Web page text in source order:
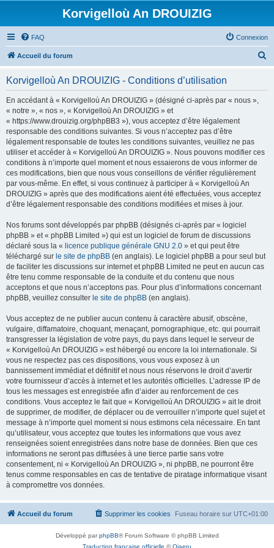
Korvigelloù An DROUIZIG
FAQ Connexion
Accueil du forum
Korvigelloù An DROUIZIG - Conditions d’utilisation
En accédant à « Korvigelloù An DROUIZIG » (désigné ci-après par « nous »,
« notre », « nos », « Korvigelloù An DROUIZIG » et
« https://www.drouizig.org/phpBB3 »), vous acceptez d’être légalement
responsable des conditions suivantes. Si vous n’acceptez pas d’être
légalement responsable de toutes les conditions suivantes, veuillez ne pas
utiliser et accéder à « Korvigelloù An DROUIZIG ». Nous pouvons modifier ces
conditions à n’importe quel moment et nous essaierons de vous informer de
ces modifications, bien que nous vous conseillons de vérifier régulièrement
par vous-même. En effet, si vous continuez à participer à « Korvigelloù An
DROUIZIG » après que des modifications aient été effectuées, vous acceptez
d’être légalement responsable des conditions modifiées et mises à jour.
Nos forums sont développés par phpBB (désignés ci-après par « logiciel
phpBB » et « phpBB Limited ») qui est un logiciel de forum de discussions
déclaré sous la « licence publique générale GNU 2.0 » et qui peut être
téléchargé sur le site de phpBB (en anglais). Le logiciel phpBB a pour seul but
de faciliter les discussions sur internet et phpBB Limited ne peut en aucun cas
être tenu comme responsable de la conduite et du contenu que nous
acceptons et que nous n’acceptons pas. Pour plus d’informations concernant
phpBB, veuillez consulter le site de phpBB (en anglais).
Vous acceptez de ne publier aucun contenu à caractère abusif, obscène,
vulgaire, diffamatoire, choquant, menaçant, pornographique, etc. qui pourrait
transgresser la législation de votre pays, du pays dans lequel le serveur de
« Korvigelloù An DROUIZIG » est hébergé ou encore la loi internationale. Si
vous ne respectez pas ces dispositions, vous vous exposez à un
bannissement immédiat et définitif et nous nous réservons le droit d’avertir
votre fournisseur d’accès à internet et les autorités officielles. L’adresse IP de
tous les messages est enregistrée afin d’aider au renforcement de ces
conditions. Vous acceptez le fait que « Korvigelloù An DROUIZIG » ait le droit
de supprimer, de modifier, de déplacer ou de verrouiller n’importe quel sujet et
message à n’importe quel moment si nous estimons cela nécessaire. En tant
qu’utilisateur, vous acceptez que toutes les informations que vous avez
renseignées soient enregistrées dans notre base de données. Bien que ces
informations ne seront pas diffusées à une tierce partie sans votre
consentement, ni « Korvigelloù An DROUIZIG », ni phpBB, ne pourront être
tenus comme responsables en cas de tentative de piratage informatique visant
à compromettre vos données.
Accueil du forum Fuseau horaire sur UTC+01:00
Supprimer les cookies
Développé parphpBB® Forum Software © phpBB Limited
Traduction française officielle ©Qiaeru